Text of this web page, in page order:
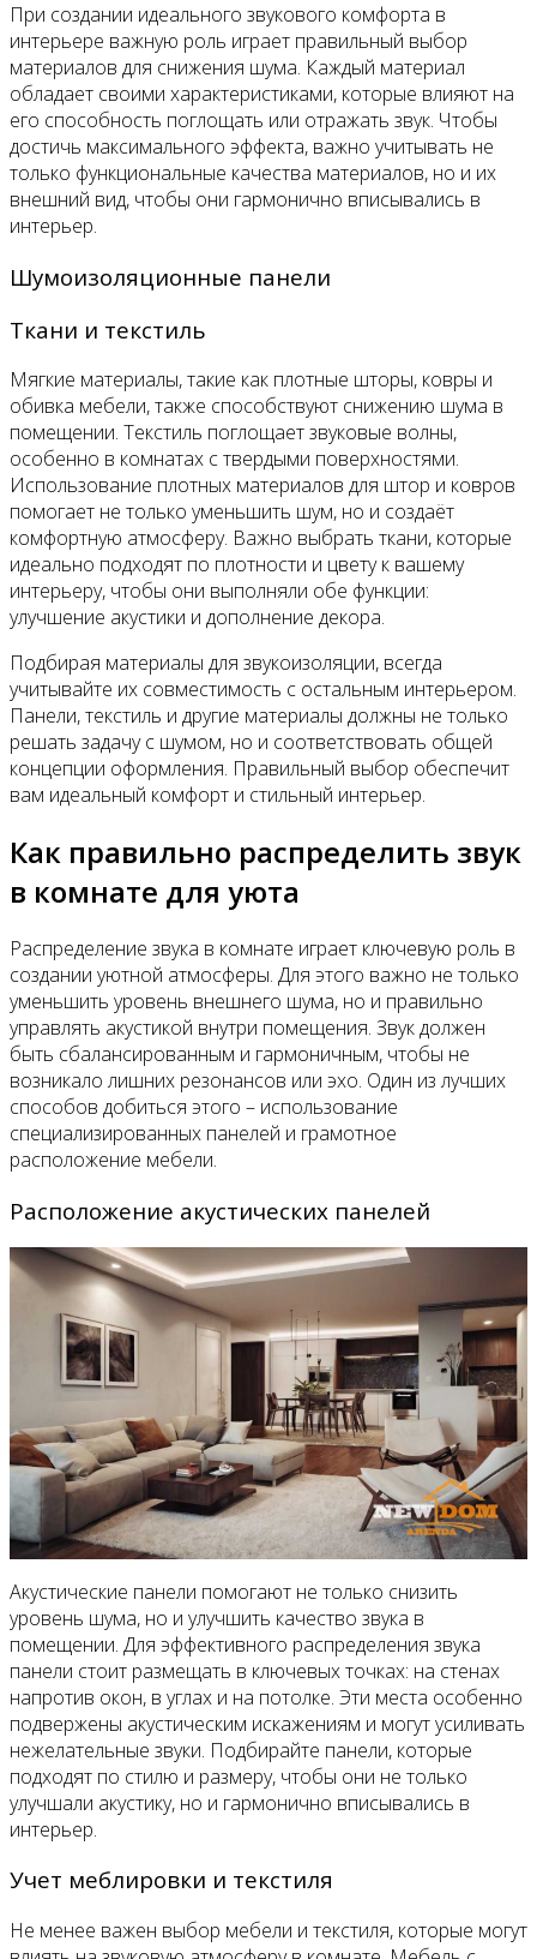
При создании идеального звукового комфорта в
интерьере важную роль играет правильный выбор
материалов для снижения шума. Каждый материал
обладает своими характеристиками, которые влияют на
его способность поглощать или отражать звук. Чтобы
достичь максимального эффекта, важно учитывать не
только функциональные качества материалов, но и их
внешний вид, чтобы они гармонично вписывались в
интерьер.
Шумоизоляционные панели
Ткани и текстиль
Мягкие материалы, такие как плотные шторы, ковры и
обивка мебели, также способствуют снижению шума в
помещении. Текстиль поглощает звуковые волны,
особенно в комнатах с твердыми поверхностями.
Использование плотных материалов для штор и ковров
помогает не только уменьшить шум, но и создаёт
комфортную атмосферу. Важно выбрать ткани, которые
идеально подходят по плотности и цвету к вашему
интерьеру, чтобы они выполняли обе функции:
улучшение акустики и дополнение декора.
Подбирая материалы для звукоизоляции, всегда
учитывайте их совместимость с остальным интерьером.
Панели, текстиль и другие материалы должны не только
решать задачу с шумом, но и соответствовать общей
концепции оформления. Правильный выбор обеспечит
вам идеальный комфорт и стильный интерьер.
Как правильно распределить звук
в комнате для уюта
Распределение звука в комнате играет ключевую роль в
создании уютной атмосферы. Для этого важно не только
уменьшить уровень внешнего шума, но и правильно
управлять акустикой внутри помещения. Звук должен
быть сбалансированным и гармоничным, чтобы не
возникало лишних резонансов или эхо. Один из лучших
способов добиться этого – использование
специализированных панелей и грамотное
расположение мебели.
Расположение акустических панелей
Акустические панели помогают не только снизить
уровень шума, но и улучшить качество звука в
помещении. Для эффективного распределения звука
панели стоит размещать в ключевых точках: на стенах
напротив окон, в углах и на потолке. Эти места особенно
подвержены акустическим искажениям и могут усиливать
нежелательные звуки. Подбирайте панели, которые
подходят по стилю и размеру, чтобы они не только
улучшали акустику, но и гармонично вписывались в
интерьер.
Учет меблировки и текстиля
Не менее важен выбор мебели и текстиля, которые могут